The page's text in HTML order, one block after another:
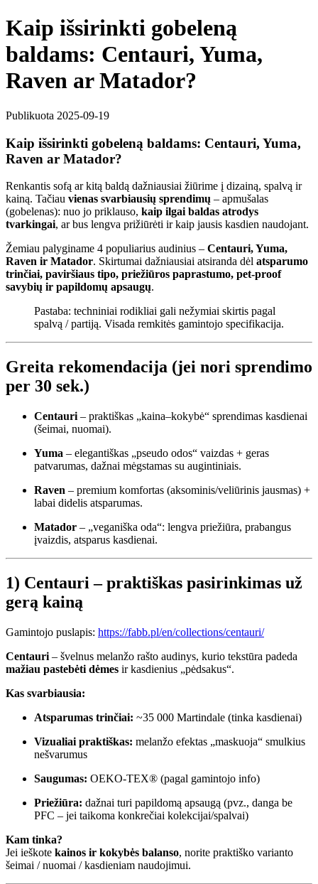
Kaip išsirinkti gobeleną
baldams: Centauri, Yuma,
Raven ar Matador?
Publikuota 2025-09-19
Kaip išsirinkti gobeleną baldams: Centauri, Yuma,
Raven ar Matador?
Renkantis sofą ar kitą baldą dažniausiai žiūrime į dizainą, spalvą ir
kainą. Tačiau vienas svarbiausių sprendimų – apmušalas
(gobelenas): nuo jo priklauso, kaip ilgai baldas atrodys
tvarkingai, ar bus lengva prižiūrėti ir kaip jausis kasdien naudojant.
Žemiau palyginame 4 populiarius audinius – Centauri, Yuma,
Raven ir Matador. Skirtumai dažniausiai atsiranda dėl atsparumo
trinčiai, paviršiaus tipo, priežiūros paprastumo, pet-proof
savybių ir papildomų apsaugų.
Pastaba: techniniai rodikliai gali nežymiai skirtis pagal
spalvą / partiją. Visada remkitės gamintojo specifikacija.
Greita rekomendacija (jei nori sprendimo
per 30 sek.)
Centauri – praktiškas „kaina–kokybė“ sprendimas kasdienai
(šeimai, nuomai).
Yuma – elegantiškas „pseudo odos“ vaizdas + geras
patvarumas, dažnai mėgstamas su augintiniais.
Raven – premium komfortas (aksominis/veliūrinis jausmas) +
labai didelis atsparumas.
Matador – „veganiška oda“: lengva priežiūra, prabangus
įvaizdis, atsparus kasdienai.
1) Centauri – praktiškas pasirinkimas už
gerą kainą
Gamintojo puslapis: https://fabb.pl/en/collections/centauri/
Centauri – švelnus melanžo rašto audinys, kurio tekstūra padeda
mažiau pastebėti dėmes ir kasdienius „pėdsakus“.
Kas svarbiausia:
Atsparumas trinčiai: ~35 000 Martindale (tinka kasdienai)
Vizualiai praktiškas: melanžo efektas „maskuoja“ smulkius
nešvarumus
Saugumas: OEKO-TEX® (pagal gamintojo info)
Priežiūra: dažnai turi papildomą apsaugą (pvz., danga be
PFC – jei taikoma konkrečiai kolekcijai/spalvai)
Kam tinka?
Jei ieškote kainos ir kokybės balanso, norite praktiško varianto
šeimai / nuomai / kasdieniam naudojimui.